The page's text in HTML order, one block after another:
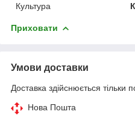
Культура
Приховати
Умови доставки
Доставка здійснюється тільки
Нова Пошта